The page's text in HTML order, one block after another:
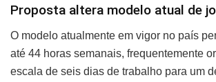
Proposta altera modelo atual de
O modelo atualmente em vigor no país
até 44 horas semanais, frequentemente
escala de seis dias de trabalho para um